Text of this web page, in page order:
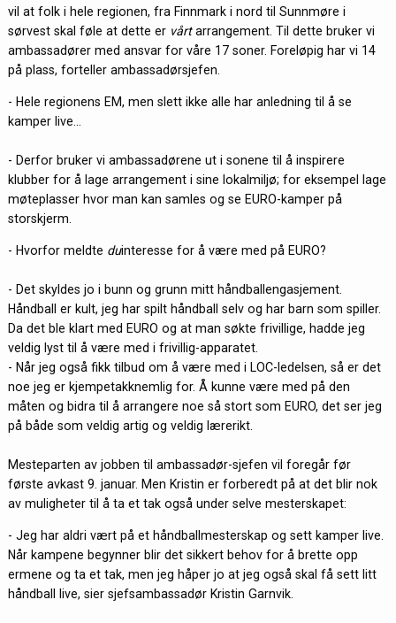
vil at folk i hele regionen, fra Finnmark i nord til Sunnmøre i
sørvest skal føle at dette er vårtarrangement. Til dette bruker vi
ambassadører med ansvar for våre 17 soner. Foreløpig har vi 14
på plass, forteller ambassadørsjefen.
- Hele regionens EM, men slett ikke alle har anledning til å se
kamper live...
- Derfor bruker vi ambassadørene ut i sonene til å inspirere
klubber for å lage arrangement i sine lokalmiljø; for eksempel lage
møteplasser hvor man kan samles og se EURO-kamper på
storskjerm.
- Hvorfor meldte duinteresse for å være med på EURO?
- Det skyldes jo i bunn og grunn mitt håndballengasjement.
Håndball er kult, jeg har spilt håndball selv og har barn som spiller.
Da det ble klart med EURO og at man søkte frivillige, hadde jeg
veldig lyst til å være med i frivillig-apparatet.
- Når jeg også fikk tilbud om å være med i LOC-ledelsen, så er det
noe jeg er kjempetakknemlig for. Å kunne være med på den
måten og bidra til å arrangere noe så stort som EURO, det ser jeg
på både som veldig artig og veldig lærerikt.
Mesteparten av jobben til ambassadør-sjefen vil foregår før
første avkast 9. januar. Men Kristin er forberedt på at det blir nok
av muligheter til å ta et tak også under selve mesterskapet:
- Jeg har aldri vært på et håndballmesterskap og sett kamper live.
Når kampene begynner blir det sikkert behov for å brette opp
ermene og ta et tak, men jeg håper jo at jeg også skal få sett litt
håndball live, sier sjefsambassadør Kristin Garnvik.